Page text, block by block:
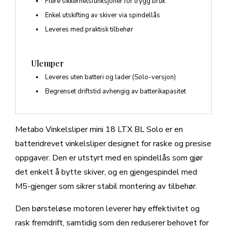
Metabo Vinkelsliper mini 18 LTX BL Solo er en
batteridrevet vinkelsliper designet for raske og presise
oppgaver. Den er utstyrt med en spindellås som gjør
det enkelt å bytte skiver, og en gjengespindel med
M5-gjenger som sikrer stabil montering av tilbehør.
Den børsteløse motoren leverer høy effektivitet og
rask fremdrift, samtidig som den reduserer behovet for
Enkel utskifting av skiver via spindellås
Leveres med praktisk tilbehør
Ulemper
Leveres uten batteri og lader (Solo-versjon)
Begrenset driftstid avhengig av batterikapasitet